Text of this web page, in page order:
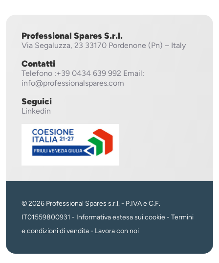
Professional Spares S.r.l.
Via Segaluzza, 23 33170 Pordenone (Pn) – Italy
Contatti
Telefono :+39 0434 639 992 Email:
info@professionalspares.com
Seguici
Linkedin
© 2026 Professional Spares s.r.l. - P.IVA e C.F.
IT01559800931 - Informativa estesa sui cookie - Termini
e condizioni di vendita- Lavora con noi